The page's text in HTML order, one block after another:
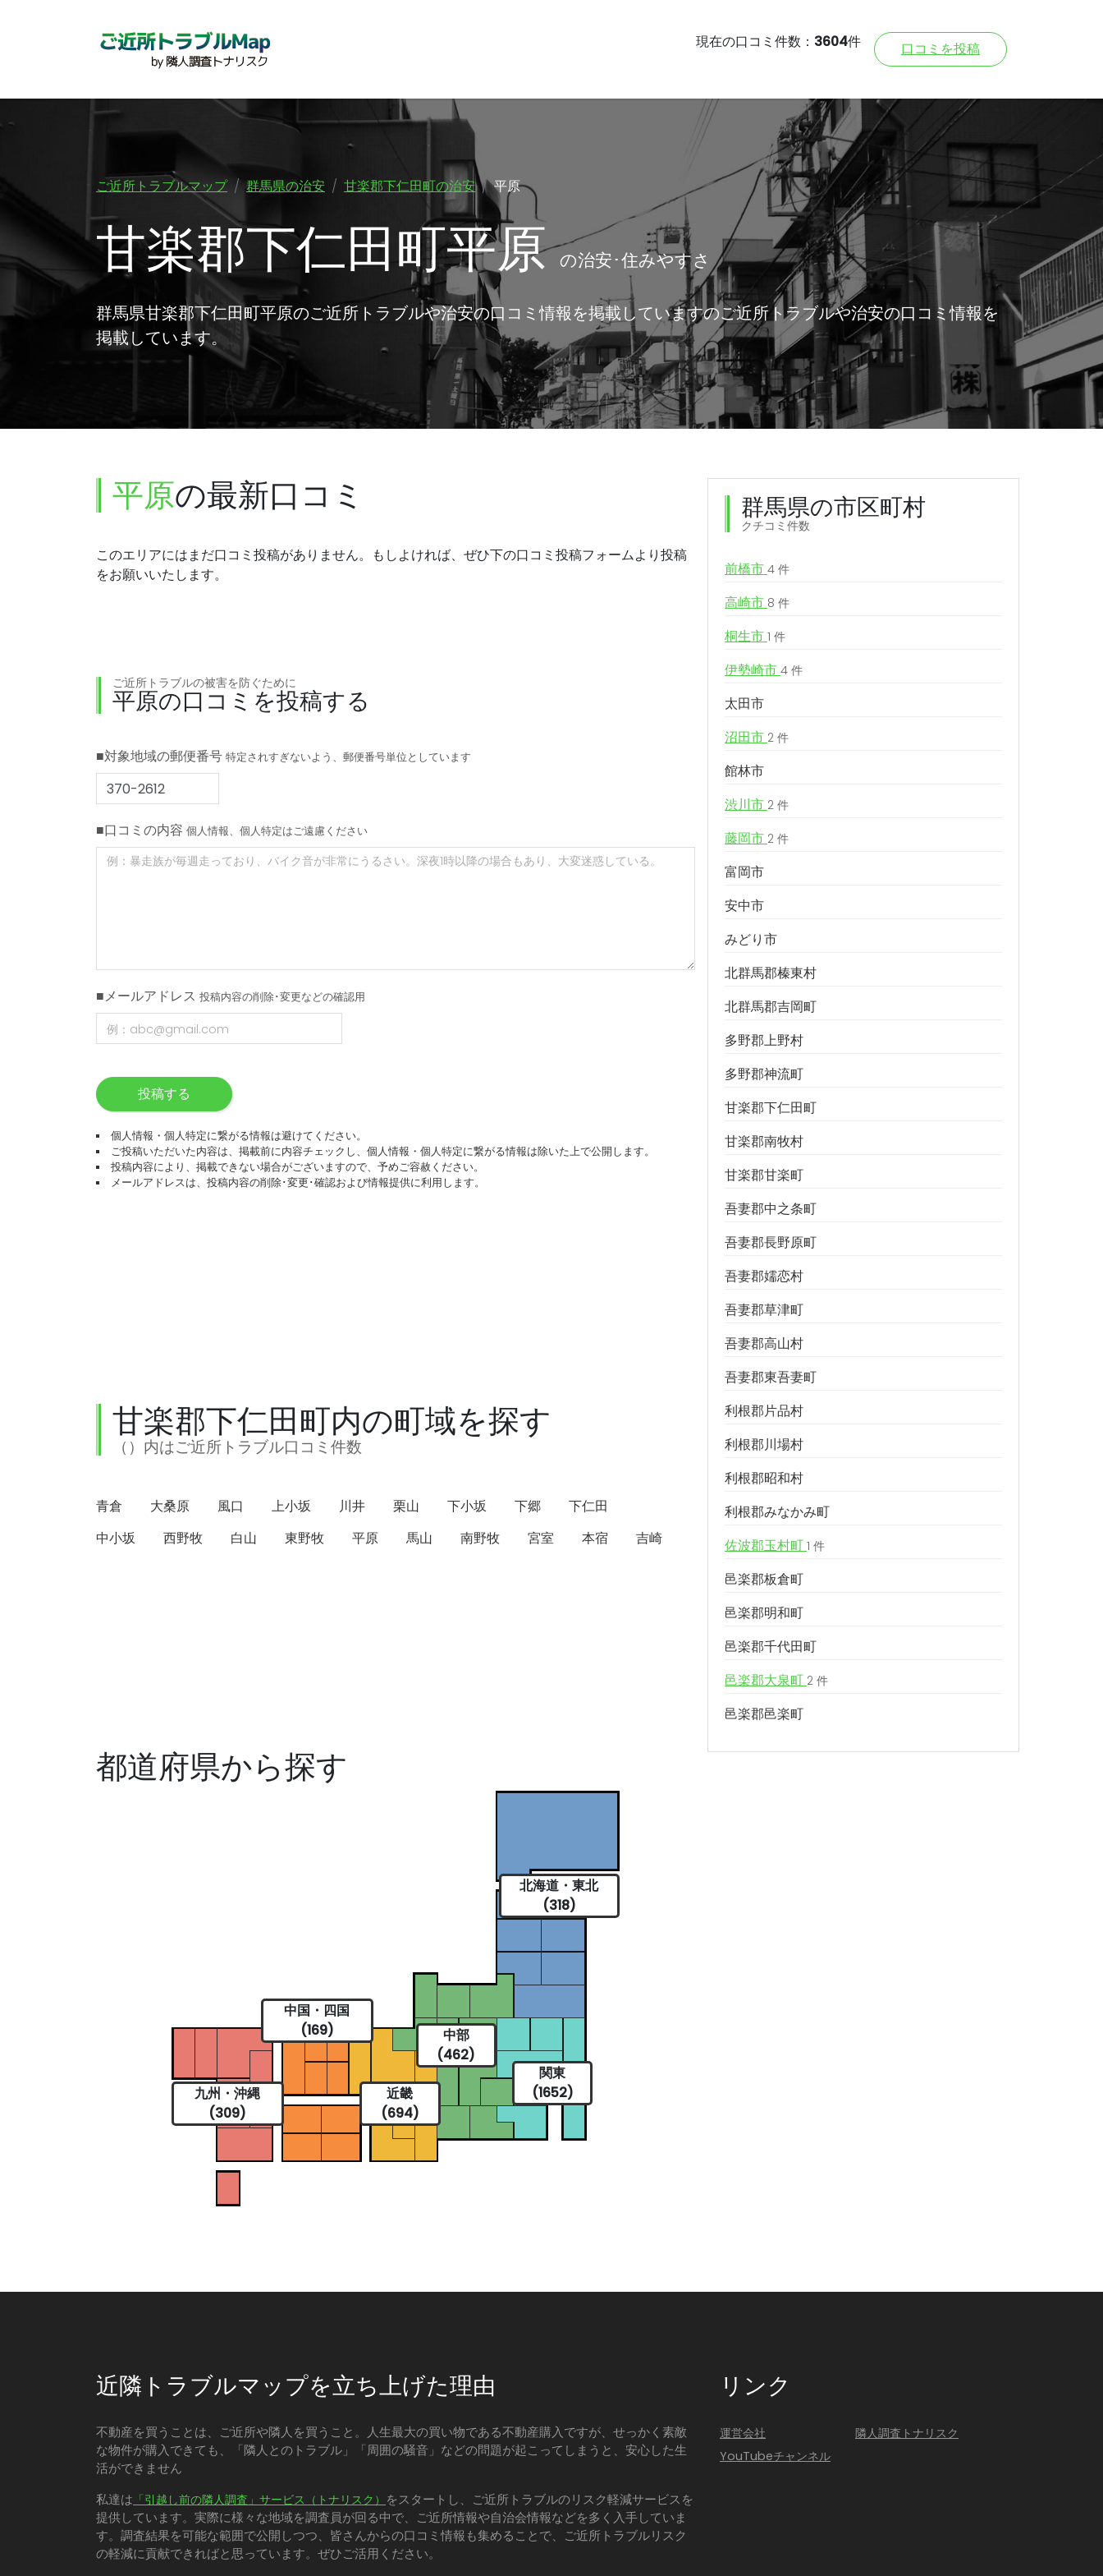
現在の口コミ件数： 3604件 口コミを投稿
ご近所トラブルマップ 群馬県の治安 甘楽郡下仁田町の治安 平原
甘楽郡下仁田町平原の治安･住みやすさ
群馬県甘楽郡下仁田町平原のご近所トラブルや治安の口コミ情報を掲載していますのご近所トラブルや治安の口コミ情報を
掲載しています。
平原の最新口コミ
このエリアにはまだ口コミ投稿がありません。もしよければ、ぜひ下の口コミ投稿フォームより投稿
をお願いいたします。
ご近所トラブルの被害を防ぐために
平原の口コミを投稿する
■対象地域の郵便番号 特定されすぎないよう、郵便番号単位としています
■口コミの内容 個人情報、個人特定はご遠慮ください
■メールアドレス 投稿内容の削除･変更などの確認用
投稿する
個人情報・個人特定に繋がる情報は避けてください。
ご投稿いただいた内容は、掲載前に内容チェックし、個人情報・個人特定に繋がる情報は除いた上で公開します。
投稿内容により、掲載できない場合がございますので、予めご容赦ください。
メールアドレスは、投稿内容の削除･変更･確認および情報提供に利用します。
甘楽郡下仁田町内の町域を探す
（）内はご近所トラブル口コミ件数
青倉 大桑原 風口 上小坂 川井 栗山 下小坂 下郷
下仁田
中小坂
西野牧 白山 東野牧 平原 馬山 南野牧 宮室 本宿 吉崎
都道府県から探す
北海道・東北
(318)
関東
(1652)
中部
(462)
近畿
(694)
中国・四国
(169)
九州・沖縄
(309)
群馬県の市区町村
クチコミ件数
前橋市 4 件
高崎市 8 件
桐生市 1 件
伊勢崎市 4 件
太田市
沼田市 2 件
館林市
渋川市 2 件
藤岡市 2 件
富岡市
安中市
みどり市
北群馬郡榛東村
北群馬郡吉岡町
多野郡上野村
多野郡神流町
甘楽郡下仁田町
甘楽郡南牧村
甘楽郡甘楽町
吾妻郡中之条町
吾妻郡長野原町
吾妻郡嬬恋村
吾妻郡草津町
吾妻郡高山村
吾妻郡東吾妻町
利根郡片品村
利根郡川場村
利根郡昭和村
利根郡みなかみ町
佐波郡玉村町 1 件
邑楽郡板倉町
邑楽郡明和町
邑楽郡千代田町
邑楽郡大泉町 2 件
邑楽郡邑楽町
近隣トラブルマップを立ち上げた理由
不動産を買うことは、ご近所や隣人を買うこと。人生最大の買い物である不動産購入ですが、せっかく素敵
な物件が購入できても、「隣人とのトラブル」「周囲の騒音」などの問題が起こってしまうと、安心した生
活ができません
私達は 「引越し前の隣人調査」サービス（トナリスク） をスタートし、ご近所トラブルのリスク軽減サービスを
提供しています。実際に様々な地域を調査員が回る中で、ご近所情報や自治会情報などを多く入手していま
す。調査結果を可能な範囲で公開しつつ、皆さんからの口コミ情報も集めることで、ご近所トラブルリスク
の軽減に貢献できればと思っています。ぜひご活用ください。
リンク
運営会社
YouTubeチャンネル
隣人調査トナリスク